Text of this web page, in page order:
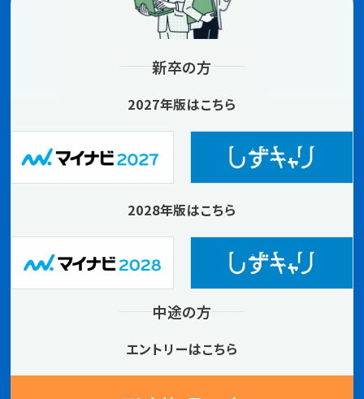
新卒の方
2027年版はこちら
2028年版はこちら
中途の方
エントリーはこちら